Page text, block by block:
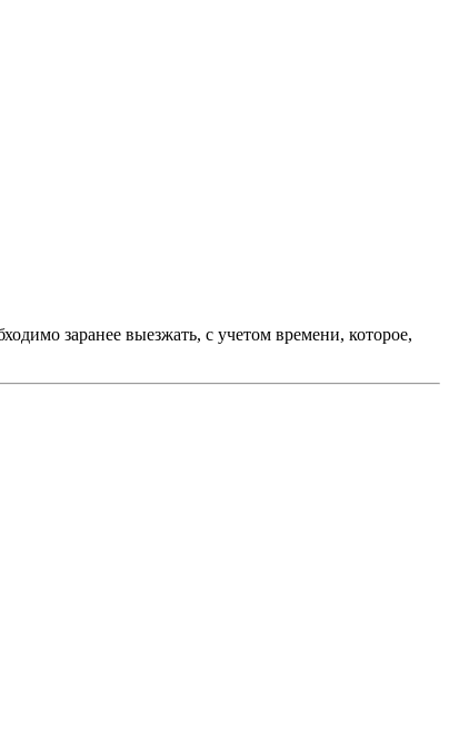
заранее выезжать, с учетом времени, которое,